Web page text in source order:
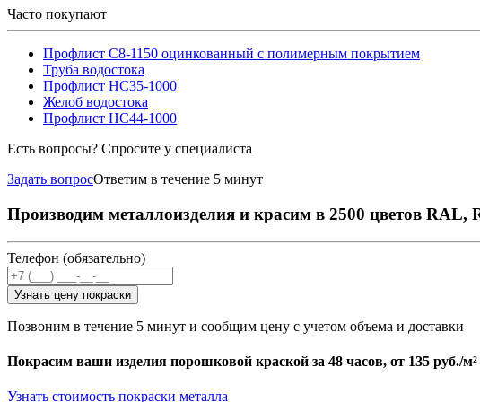
Часто покупают
Профлист С8-1150 оцинкованный с полимерным покрытием
Труба водостока
Профлист НС35-1000
Желоб водостока
Профлист НС44-1000
Есть вопросы? Спросите у специалиста
Задать вопросОтветим в течение 5 минут
Производим металлоизделия и красим в 2500 цветов
Телефон (обязательно)
Узнать цену покраски
Позвоним в течение 5 минут и сообщим цену с учетом объема и доставки
Покрасим ваши изделия порошковой краской за 48 часов, от 135 руб./м²
Узнать стоимость покраски металла